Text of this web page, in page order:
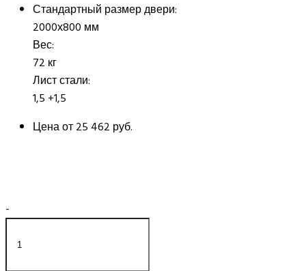
Стандартный размер двери:
2000х800 мм
Вес:
72 кг
Лист стали:
1,5 +1,5
Цена от25 462 руб.
-